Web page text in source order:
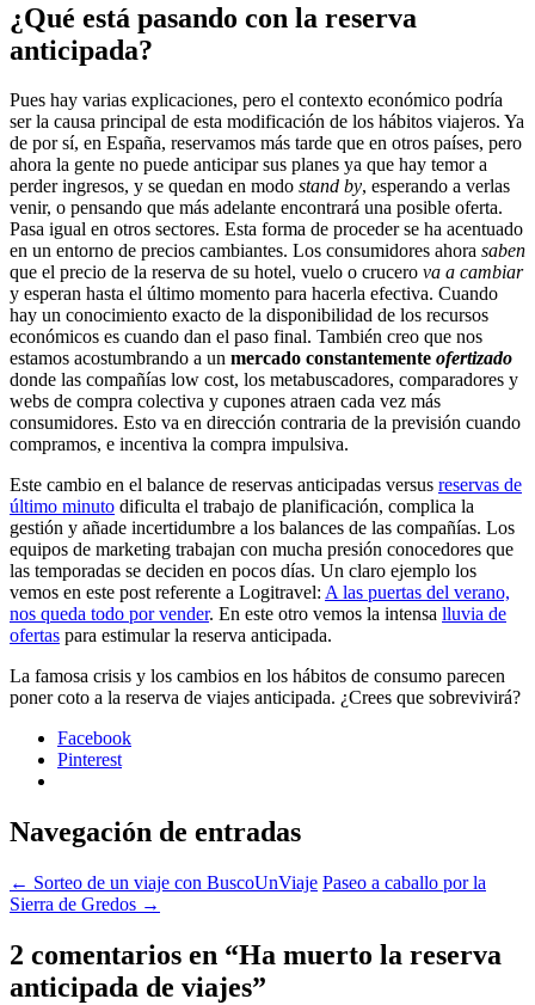
¿Qué está pasando con la reserva
anticipada?
Pues hay varias explicaciones, pero el contexto económico podría
ser la causa principal de esta modificación de los hábitos viajeros. Ya
de por sí, en España, reservamos más tarde que en otros países, pero
ahora la gente no puede anticipar sus planes ya que hay temor a
perder ingresos, y se quedan en modo stand by, esperando a verlas
venir, o pensando que más adelante encontrará una posible oferta.
Pasa igual en otros sectores. Esta forma de proceder se ha acentuado
en un entorno de precios cambiantes. Los consumidores ahora saben
que el precio de la reserva de su hotel, vuelo o crucero va a cambiar
y esperan hasta el último momento para hacerla efectiva. Cuando
hay un conocimiento exacto de la disponibilidad de los recursos
económicos es cuando dan el paso final. También creo que nos
estamos acostumbrando a un mercado constantemente ofertizado
donde las compañías low cost, los metabuscadores, comparadores y
webs de compra colectiva y cupones atraen cada vez más
consumidores. Esto va en dirección contraria de la previsión cuando
compramos, e incentiva la compra impulsiva.
Este cambio en el balance de reservas anticipadas versus reservas de
último minuto dificulta el trabajo de planificación, complica la
gestión y añade incertidumbre a los balances de las compañías. Los
equipos de marketing trabajan con mucha presión conocedores que
las temporadas se deciden en pocos días. Un claro ejemplo los
vemos en este post referente a Logitravel: A las puertas del verano,
nos queda todo por vender. En este otro vemos la intensa lluvia de
ofertas para estimular la reserva anticipada.
La famosa crisis y los cambios en los hábitos de consumo parecen
poner coto a la reserva de viajes anticipada. ¿Crees que sobrevivirá?
Facebook
Pinterest
Navegación de entradas
← Sorteo de un viaje con BuscoUnViaje Paseo a caballo por la
Sierra de Gredos →
2 comentarios en “Ha muerto la reserva
anticipada de viajes”